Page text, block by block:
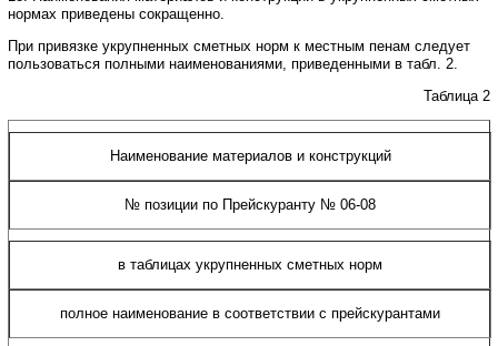
нормах приведены сокращенно.
При привязке укрупненных сметных норм к местным пенам следует
пользоваться полными наименованиями, приведенными в табл. 2.
Таблица 2
Наименование материалов и конструкций
№ позиции по Прейскуранту № 06-08
в таблицах укрупненных сметных норм
полное наименование в соответствии с прейскурантами